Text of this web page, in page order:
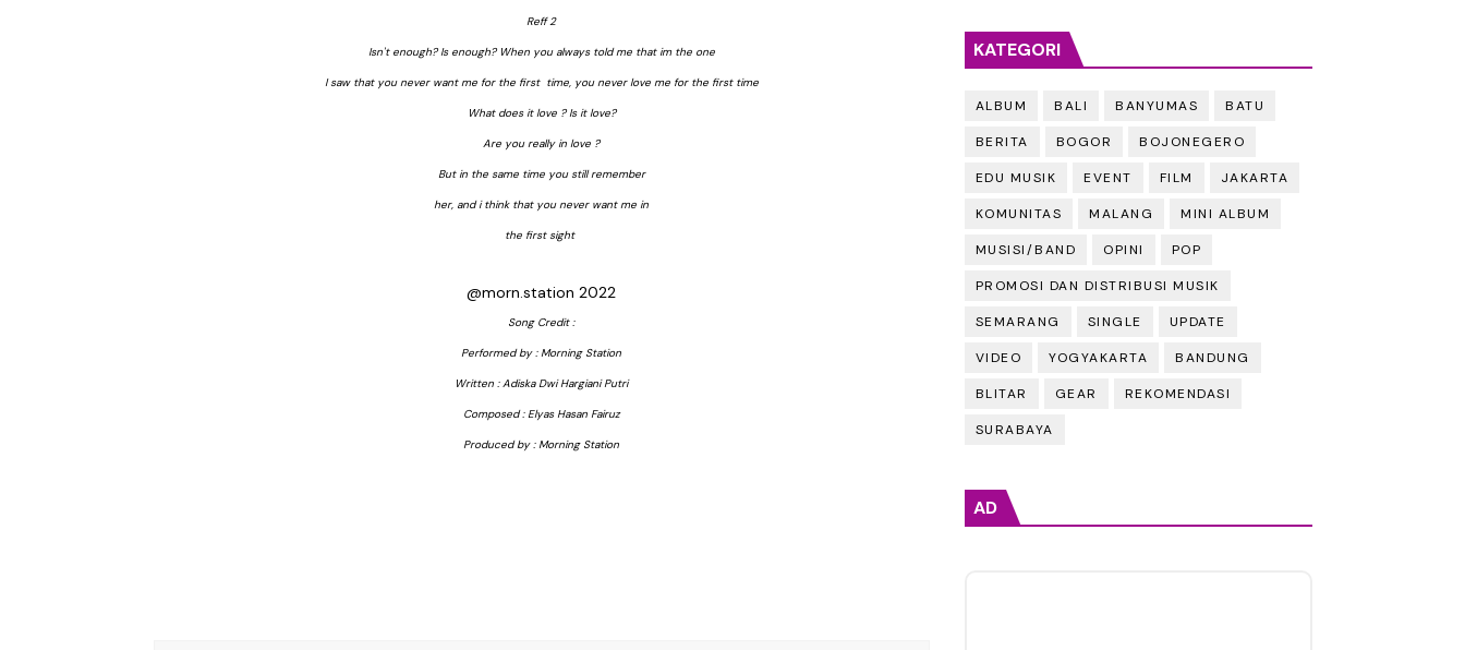
Reff 2
Isn't enough? Is enough? When you always told me that im the one
I saw that you never want me for the first time, you never love me for the first time
What does it love ? Is it love?
Are you really in love ?
But in the same time you still remember
her, and i think that you never want me in
the first sight
@morn.station 2022
Song Credit :
Performed by : Morning Station
Written : Adiska Dwi Hargiani Putri
Composed : Elyas Hasan Fairuz
Produced by : Morning Station
KATEGORI
ALBUM BALI BANYUMAS BATU
BERITA BOGOR BOJONEGERO
EDU MUSIK EVENT FILM JAKARTA
KOMUNITAS MALANG MINI ALBUM
MUSISI/BAND OPINI POP
PROMOSI DAN DISTRIBUSI MUSIK
SEMARANG SINGLE UPDATE
VIDEO YOGYAKARTA BANDUNG
BLITAR GEAR REKOMENDASI
SURABAYA
AD